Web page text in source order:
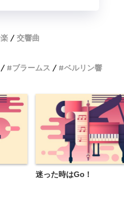
交響曲
ブラームス ベルリン響
迷った時はGo！